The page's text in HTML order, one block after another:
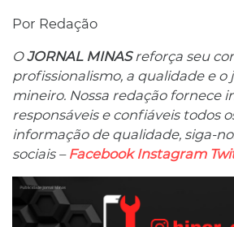
Por Redação
OJORNAL MINASreforça seu
profissionalismo, a qualidade e o
mineiro. Nossa redação fornece
responsáveis ​​e confiáveis ​​todos
informação de qualidade, siga-
sociais – Facebook Instagram